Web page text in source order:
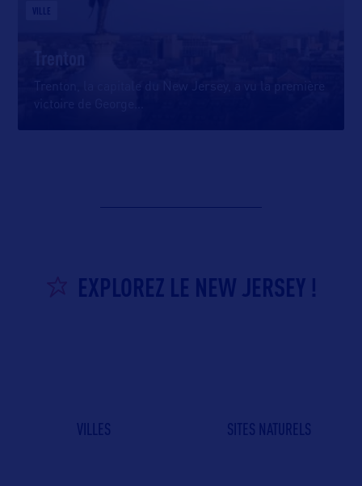
VILLE
victoire de George
EXPLOREZ LE NEW JERSEY !
VILLES SITES NATURELS